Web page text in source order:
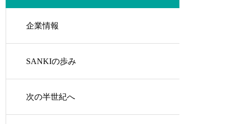
企業情報
SANKIの歩み
次の半世紀へ